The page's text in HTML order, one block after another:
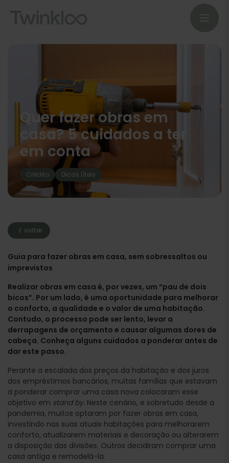
Quer fazer obras em
casa? 5 cuidados a ter
em conta
Crédito Dicas Úteis
voltar
Guia para fazer obras em casa, sem sobressaltos ou
imprevistos
Realizar obras em casa é, por vezes, um “pau de dois
bicos”. Por um lado, é uma oportunidade para melhorar
o conforto, a qualidade e o valor de uma habitação.
Contudo, o processo pode ser lento, levar a
derrapagens de orçamento e causar algumas dores de
cabeça. Conheça alguns cuidados a ponderar antes de
dar este passo.
Perante a escalada dos preços da habitação e dos juros
dos empréstimos bancários, muitas famílias que estavam
a ponderar comprar uma casa nova colocaram esse
objetivo em stand by. Neste cenário, e sobretudo desde a
pandemia, muitos optaram por fazer obras em casa,
investindo nas suas atuais habitações para melhorarem
conforto, atualizarem materiais e decoração ou alterarem
a disposição das divisões. Outros decidiram comprar uma
casa antiga e remodelá-la.